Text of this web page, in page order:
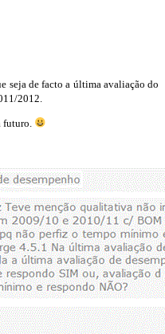
seja de facto a última avaliação do
2012.
futuro.